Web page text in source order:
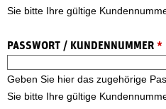
Sie bitte Ihre gültige
PASSWORT / KUNDENNUMMER *
Geben Sie hier das zugehörige
Sie bitte Ihre gültige